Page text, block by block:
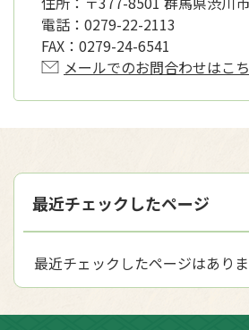
電話： 0279-22-2113
FAX： 0279-24-6541
メールでのお問合わせはこ
最近チェックしたページ
最近チェックしたページはありま